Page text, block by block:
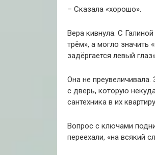
– Сказала «хорошо».
Вера кивнула. С
трём», а могло значить
задёргается левый
Она не
с дверь, которую
сантехника в их
Вопрос с ключами
переехали, «на всякий